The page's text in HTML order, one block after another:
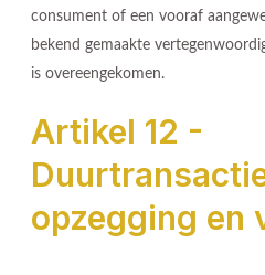
consument of een vooraf
bekend gemaakte
is overeengekomen.
Artikel 12 -
opzegging en